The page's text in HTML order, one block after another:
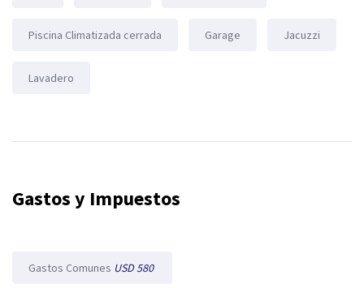
Piscina Climatizada cerrada Garage Jacuzzi
Lavadero
Gastos y Impuestos
Gastos Comunes USD 580